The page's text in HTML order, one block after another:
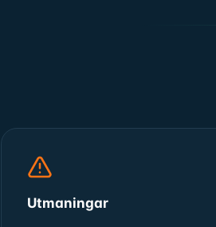
Utmaningar